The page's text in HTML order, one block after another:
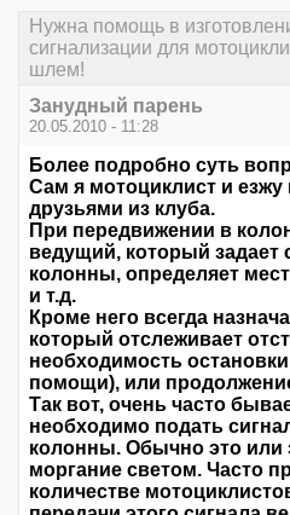
Нужна помощь в
сигнализации для
шлем!
Занудный парень
20.05.2010 - 11:28
Более подробно суть
Сам я мотоциклист и езжу
друзьями из клуба.
При передвижении в
ведущий, который задает
колонны, определяет
и т.д.
Кроме него всегда
который отслеживает
необходимость
помощи), или
Так вот, очень часто
необходимо подать
колонны. Обычно это или
моргание светом. Часто
количестве